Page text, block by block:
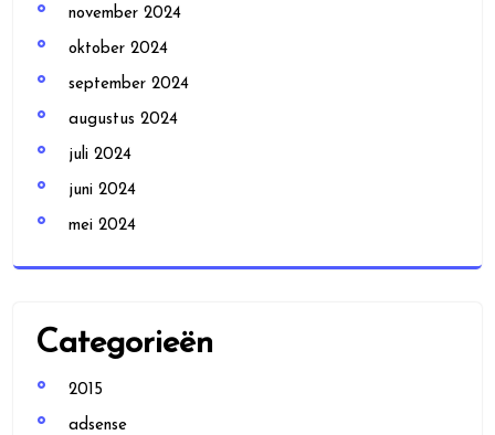
november 2024
oktober 2024
september 2024
augustus 2024
juli 2024
juni 2024
mei 2024
Categorieën
2015
adsense